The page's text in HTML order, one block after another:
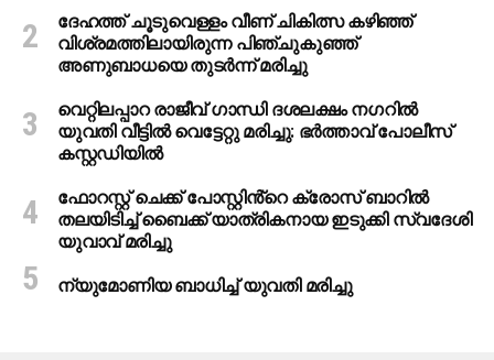
ദേഹത്ത് ചൂടുവെള്ളം വീണ് ചികിത്സ കഴിഞ്ഞ്
വിശ്രമത്തിലായിരുന്ന പിഞ്ചുകുഞ്ഞ്
അണുബാധയെ തുടര്‍ന്ന് മരിച്ചു
വെറ്റിലപ്പാറ രാജീവ് ഗാന്ധി ദശലക്ഷം നഗറിൽ
യുവതി വീട്ടിൽ വെട്ടേറ്റു മരിച്ചു: ഭർത്താവ് പോലീസ്
കസ്റ്റഡിയിൽ
ഫോറസ്റ്റ് ചെക്ക് പോസ്റ്റിൻ്റെ ക്രോസ് ബാറില്‍
തലയിടിച്ച് ബൈക്ക് യാത്രികനായ ഇടുക്കി സ്വദേശി
യുവാവ് മരിച്ചു
ന്യുമോണിയ ബാധിച്ച് യുവതി മരിച്ചു